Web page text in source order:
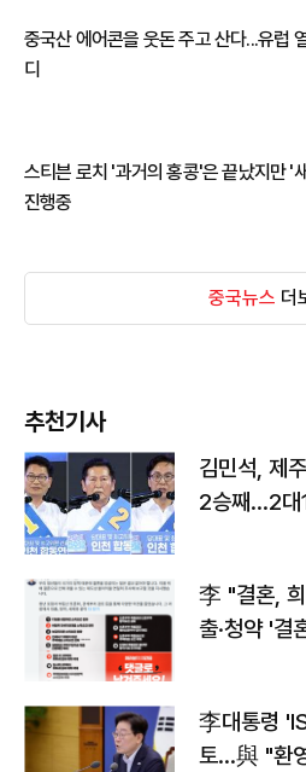
중국산 에어콘을 웃돈 주고 산다...유럽
디
스티븐 로치 '과거의 홍콩'은 끝났지만 '
진행중
중국뉴스 더
추천기사
김민석, 제
2승째…2대
李 "결혼,
출·청약 '결
李대통령
토…與 "환